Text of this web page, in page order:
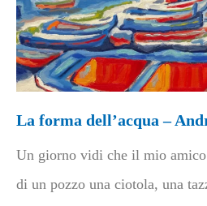
La forma dell’acqua –
Un giorno vidi che il mio amico
di un pozzo una ciotola, una